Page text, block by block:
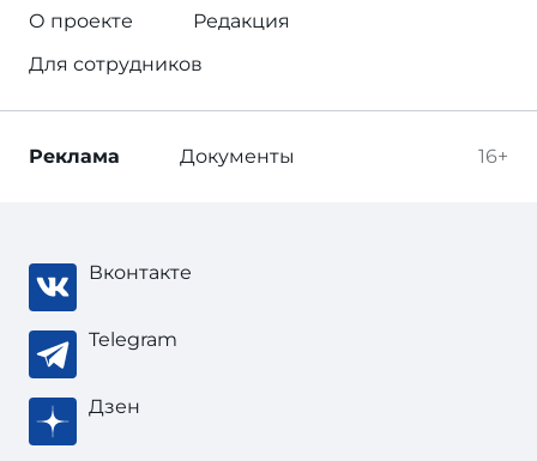
О проекте
Редакция
Для сотрудников
16+
Реклама Документы
Вконтакте
Telegram
Дзен